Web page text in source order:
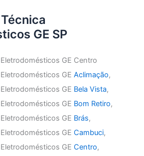
GE SP
GE Centro
GEAclimação,
GE Bela Vista,
GE Bom Retiro,
GE Brás,
GECambuci,
GECentro,